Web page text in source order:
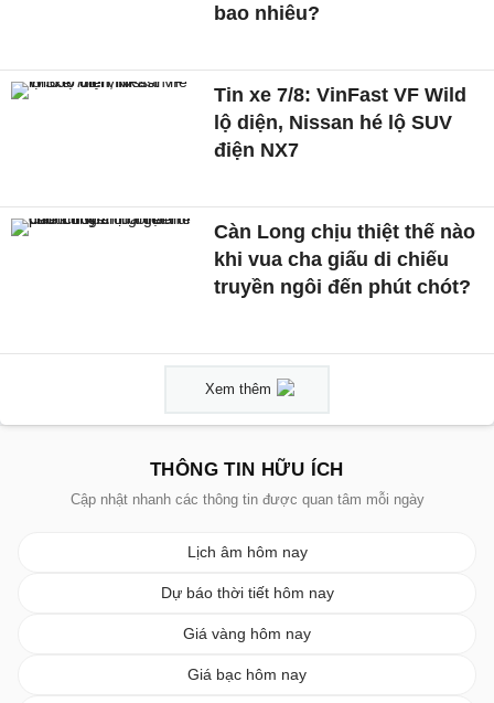
bao nhiêu?
Tin xe 7/8: VinFast VF Wild
lộ diện, Nissan hé lộ SUV
điện NX7
Càn Long chịu thiệt thế nào
khi vua cha giấu di chiếu
truyền ngôi đến phút chót?
Xem thêm
THÔNG TIN HỮU ÍCH
Cập nhật nhanh các thông tin được quan tâm mỗi ngày
Lịch âm hôm nay
Dự báo thời tiết hôm nay
Giá vàng hôm nay
Giá bạc hôm nay